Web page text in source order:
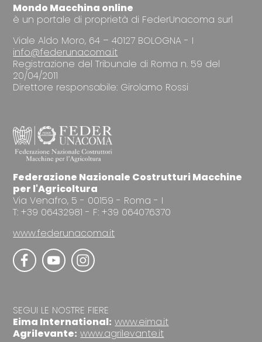
Mondo Macchina online
è un portale di proprietà di FederUnacoma surl
Viale Aldo Moro, 64 – 40127 BOLOGNA - I
info@federunacoma.it
Registrazione del Tribunale di Roma n. 59 del
20/04/2011
Direttore responsabile: Girolamo Rossi
Federazione Nazionale Costrutturi Macchine
per l'Agricoltura
Via Venafro, 5 - 00159 - Roma - I
T: +39 06432981 - F: +39 064076370
www.federunacoma.it
SEGUI LE NOSTRE FIERE
Eima International: www.eima.it
Agrilevante: www.agrilevante.it